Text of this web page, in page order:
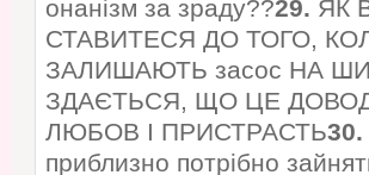
онанізм за зраду??29. ЯК
СТАВИТЕСЯ ДО ТОГО,
ЗАЛИШАЮТЬ засос НА
ЗДАЄТЬСЯ, ЩО ЦЕ
ЛЮБОВ І ПРИСТРАСТЬ30.
приблизно потрібно